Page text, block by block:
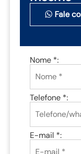
Fale
Nome *:
Telefone *:
E-mail *: